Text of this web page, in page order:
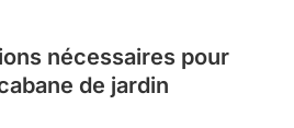
nécessaires pour
de jardin